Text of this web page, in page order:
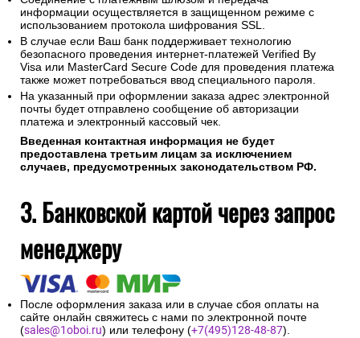
информации осуществляется в защищенном режиме с
использованием протокола шифрования SSL.
В случае если Ваш банк поддерживает технологию
безопасного проведения интернет-платежей Verified By
Visa или MasterCard Secure Code для проведения платежа
также может потребоваться ввод специального пароля.
На указанный при оформлении заказа адрес электронной
почты будет отправлено сообщение об авторизации
платежа и электронный кассовый чек.
Введенная контактная информация не будет
предоставлена третьим лицам за исключением
случаев, предусмотренных законодательством РФ.
3. Банковской картой через запрос
менеджеру
После оформления заказа или в случае сбоя оплаты на
сайте онлайн свяжитесь с нами по электронной почте
(sales@1oboi.ru) или телефону (+7(495)128-48-87).